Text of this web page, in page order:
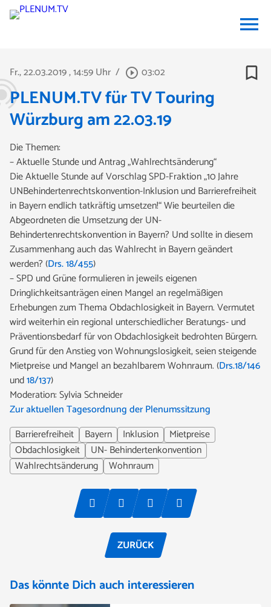
menu
Fr., 22.03.2019, 14:59 Uhr / play_circle_outline 03:02 bookmark_border
PLENUM.TV für TV Touring
Würzburg am 22.03.19
Die Themen:
– Aktuelle Stunde und Antrag „Wahlrechtsänderung“
Die Aktuelle Stunde auf Vorschlag SPD-Fraktion „10 Jahre
UNBehindertenrechtskonvention-Inklusion und Barrierefreiheit
in Bayern endlich tatkräftig umsetzen!“ Wie beurteilen die
Abgeordneten die Umsetzung der UN-
Behindertenrechtskonvention in Bayern? Und sollte in diesem
Zusammenhang auch das Wahlrecht in Bayern geändert
werden? (Drs. 18/455)
– SPD und Grüne formulieren in jeweils eigenen
Dringlichkeitsanträgen einen Mangel an regelmäßigen
Erhebungen zum Thema Obdachlosigkeit in Bayern. Vermutet
wird weiterhin ein regional unterschiedlicher Beratungs- und
Präventionsbedarf für von Obdachlosigkeit bedrohten Bürgern.
Grund für den Anstieg von Wohnungslosigkeit, seien steigende
Mietpreise und Mangel an bezahlbarem Wohnraum. (Drs.18/146
und18/137)
Moderation: Sylvia Schneider
Zur aktuellen Tagesordnung der Plenumssitzung
Barrierefreiheit
Bayern Inklusion
Mietpreise
Obdachlosigkeit
UN- Behindertenkonvention
Wahlrechtsänderung
Wohnraum
ZURÜCK
Das könnte Dich auch interessieren